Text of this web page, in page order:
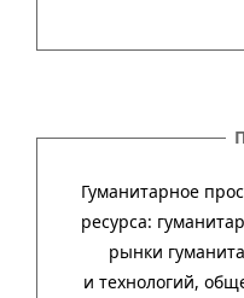
Гуманитарное
ресурса:
рынки
и техно­ло­гий,